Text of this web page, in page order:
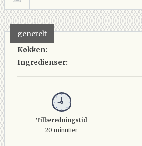
generelt
Køkken:
Ingredienser:
Tilberedningstid
20 minutter